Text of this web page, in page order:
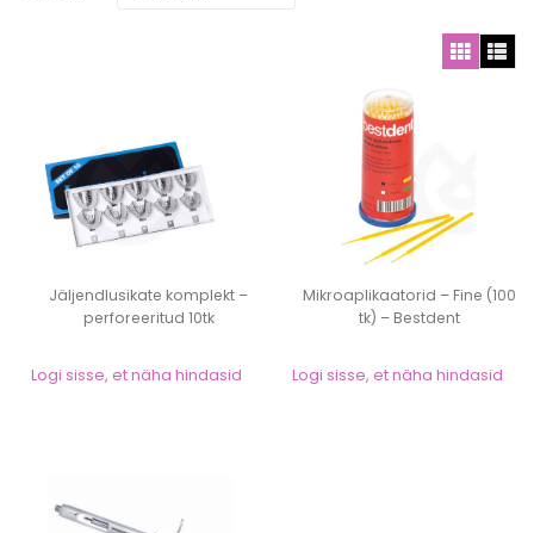
Jäljendlusikate komplekt –
perforeeritud 10tk
Logi sisse, et näha hindasid
Mikroaplikaatorid – Fine (100
tk) – Bestdent
Logi sisse, et näha hindasid